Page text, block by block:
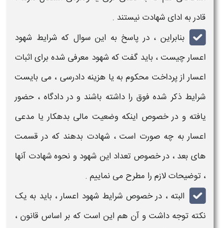
قادر به ادای شهادت نیستند .
بنابراین ، در پاسخ به این سوال که شرایط شهود
اعسار چیست ، باید گفت که شهود معرفی شده برای اثبات
اعساراز پرداخت محکوم به یا هزینه دادرسی ، می بایست
شرایطذکر شده فوق را داشته باشند و در دادگاه ، حضور
یافته و در خصوص اینکه وضعیت مالی بدهکار یا مدعی
اعساربه چه صورت است ، شهادت بدهند که در قسمت
های بعد ، در خصوص تعداد این شهودو نحوه شهادت آنها
، توضیحات لازم را مطرح می نماییم .
البته ، در خصوص شرایط شهود اعسار، باید به یک
نکته توجه داشت و آن هم این است که بر اساس قانون ،